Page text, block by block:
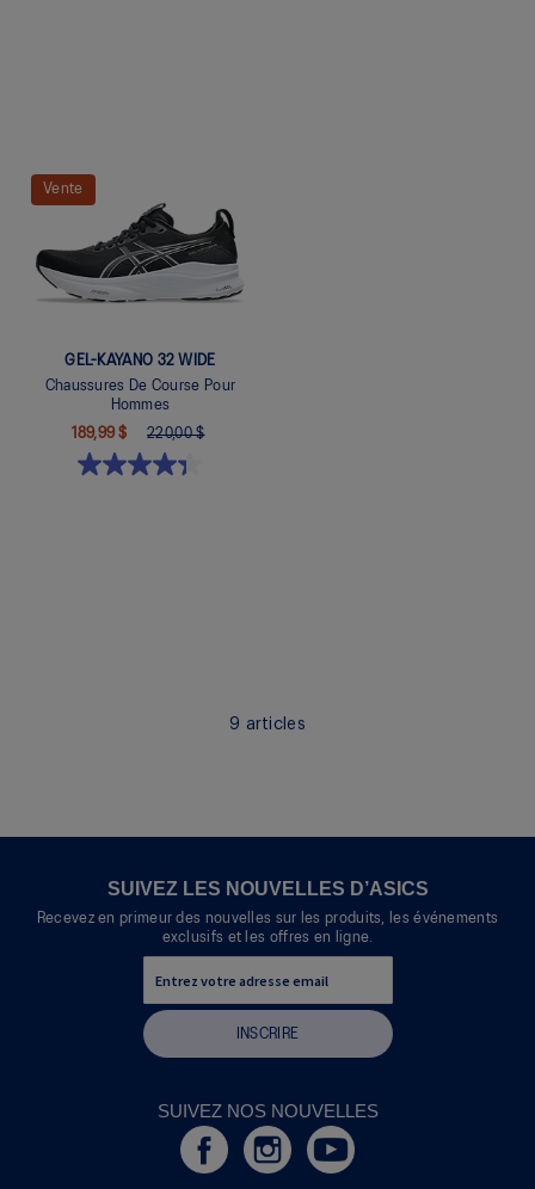
Quickview
Vente
GEL-KAYANO 32 WIDE
Chaussures De Course Pour
Hommes
189,99 $
220,00 $
9 articles
SUIVEZ LES NOUVELLES D’ASICS
Recevez en primeur des nouvelles sur les produits, les événements
exclusifs et les offres en ligne.
INSCRIRE
SUIVEZ NOS NOUVELLES